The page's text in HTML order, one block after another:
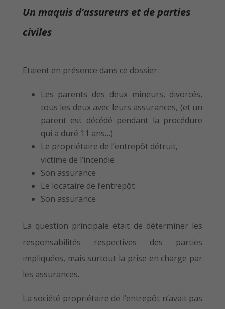
Un maquis d’assureurs et de parties
civiles
Etaient en présence dans ce dossier :
Les parents des deux mineurs, divorcés,
tous les deux avec leurs assurances, (et un
parent est décédé pendant la procédure
qui a duré 11 ans…)
Le propriétaire de l’entrepôt détruit,
victime de l’incendie
Son assurance
Le locataire de l’entrepôt
Son assurance
La question principale était de déterminer les
responsabilités respectives des parties
impliquées, mais surtout la prise en charge par
les assurances.
La société propriétaire de l’entrepôt n’avait pas